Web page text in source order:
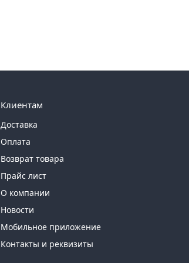
Клиентам
Доставка
Оплата
Возврат товара
Прайс лист
О компании
Новости
Мобильное приложение
Контакты и реквизиты